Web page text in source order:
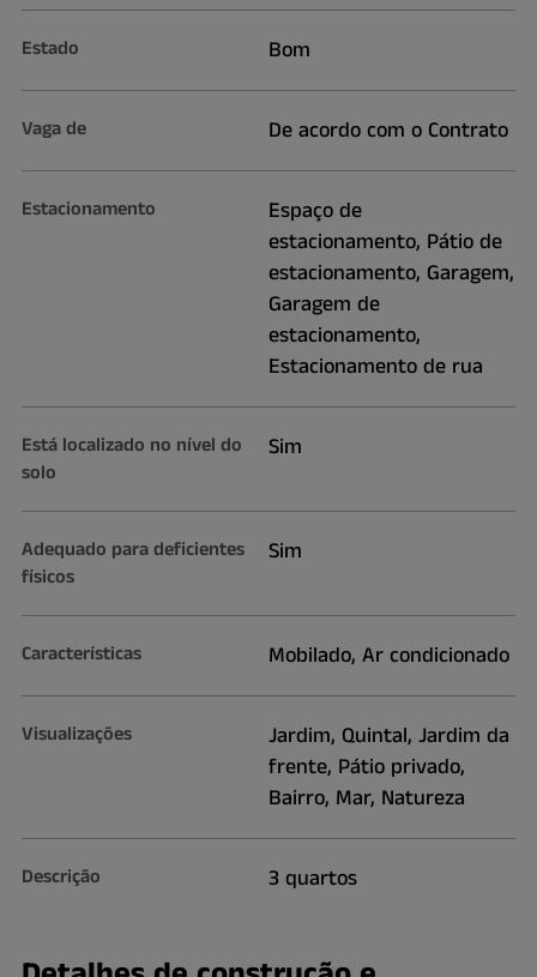
Estado Bom
Vaga de De acordo com o Contrato
Estacionamento
Espaço de
estacionamento, Pátio de
estacionamento, Garagem,
Garagem de
estacionamento,
Estacionamento de rua
Está localizado no nível do
solo
Sim
Adequado para deficientes
físicos
Sim
Características Mobilado, Ar condicionado
Visualizações
Jardim, Quintal, Jardim da
frente, Pátio privado,
Bairro, Mar, Natureza
Descrição 3 quartos